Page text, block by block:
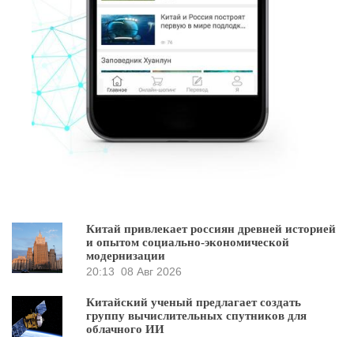
Китай привлекает россиян древней историей
и опытом социально-экономической
модернизации
20:13 08 Авг 2026
Китайский ученый предлагает создать
группу вычислительных спутников для
облачного ИИ